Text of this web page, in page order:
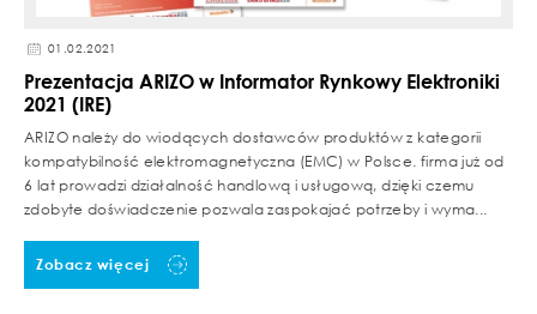
01.02.2021
Prezentacja ARIZO w Informator Rynkowy Elektroniki
2021 (IRE)
ARIZO należy do wiodących dostawców produktów z kategorii
kompatybilność elektromagnetyczna (EMC) w Polsce. firma już od
6 lat prowadzi działalność handlową i usługową, dzięki czemu
zdobyte doświadczenie pozwala zaspokajać potrzeby i wyma...
Zobacz więcej